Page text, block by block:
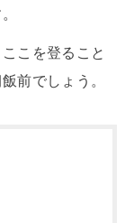
こを登ること
前でしょう。